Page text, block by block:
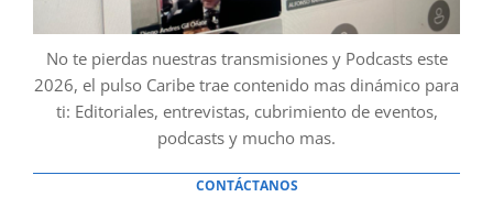
No te pierdas nuestras transmisiones y Podcasts este
2026, el pulso Caribe trae contenido mas dinámico para
ti: Editoriales, entrevistas, cubrimiento de eventos,
podcasts y mucho mas.
CONTÁCTANOS